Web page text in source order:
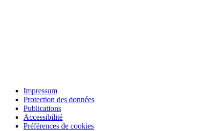
Impressum
Protection des données
Publications
Accessibilité
Préférences de cookies